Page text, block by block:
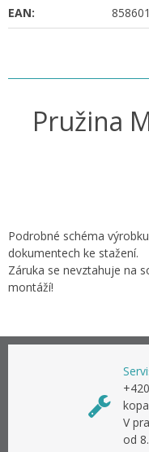
EAN:
Pružina
Podrobné schéma
dokumentech ke stažení.
Záruka se nevztahuje na
montáží!
V
od